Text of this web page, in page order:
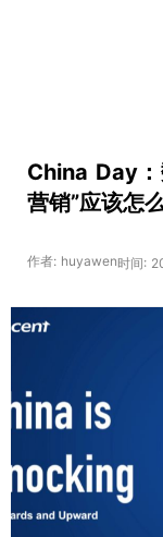
China Day：
营销”应该
作者: huyawen时间: